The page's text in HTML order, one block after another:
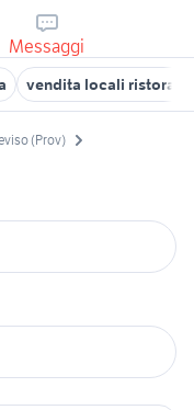
Messaggi
vendita locali
(Prov)